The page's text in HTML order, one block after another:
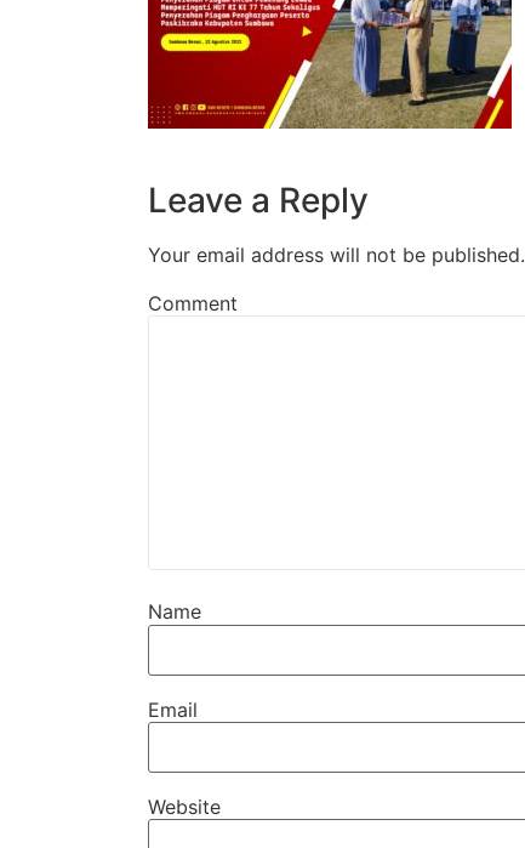
Leave a Reply
Your email address will not be published.
Comment
Name
Email
Website